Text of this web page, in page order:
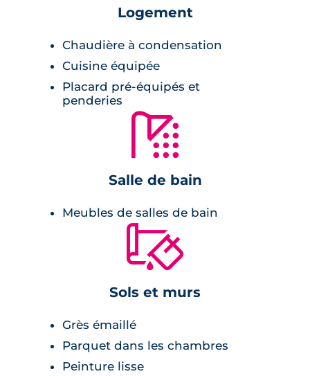
de vous installer chez vous dès la livraison du
Logement
Chaudière à condensation
Cuisine équipée
Placard pré-équipés et
penderies
🚿
Salle de bain
Meubles de salles de bain
🔨
Sols et murs
Grès émaillé
Parquet dans les chambres
Peinture lisse